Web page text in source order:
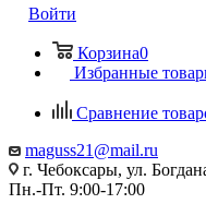
Войти
Корзина0
Избранные
Сравнение
maguss21@mail.ru
г. Чебоксары, ул.
Пн.-Пт. 9:00-17:00